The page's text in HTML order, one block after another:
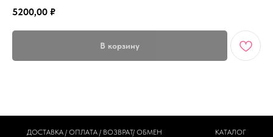
5200,00 ₽
В корзину
ДОСТАВКА / ОПЛАТА / ВОЗВРАТ/ ОБМЕН
КАТАЛОГ